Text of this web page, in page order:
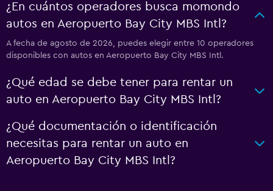
¿En cuántos operadores busca momondo
autos en Aeropuerto Bay City MBS Intl?
A fecha de agosto de 2026, puedes elegir entre 10 operadores
disponibles con autos en Aeropuerto Bay City MBS Intl.
¿Qué edad se debe tener para rentar un
auto en Aeropuerto Bay City MBS Intl?
¿Qué documentación o identificación
necesitas para rentar un auto en
Aeropuerto Bay City MBS Intl?